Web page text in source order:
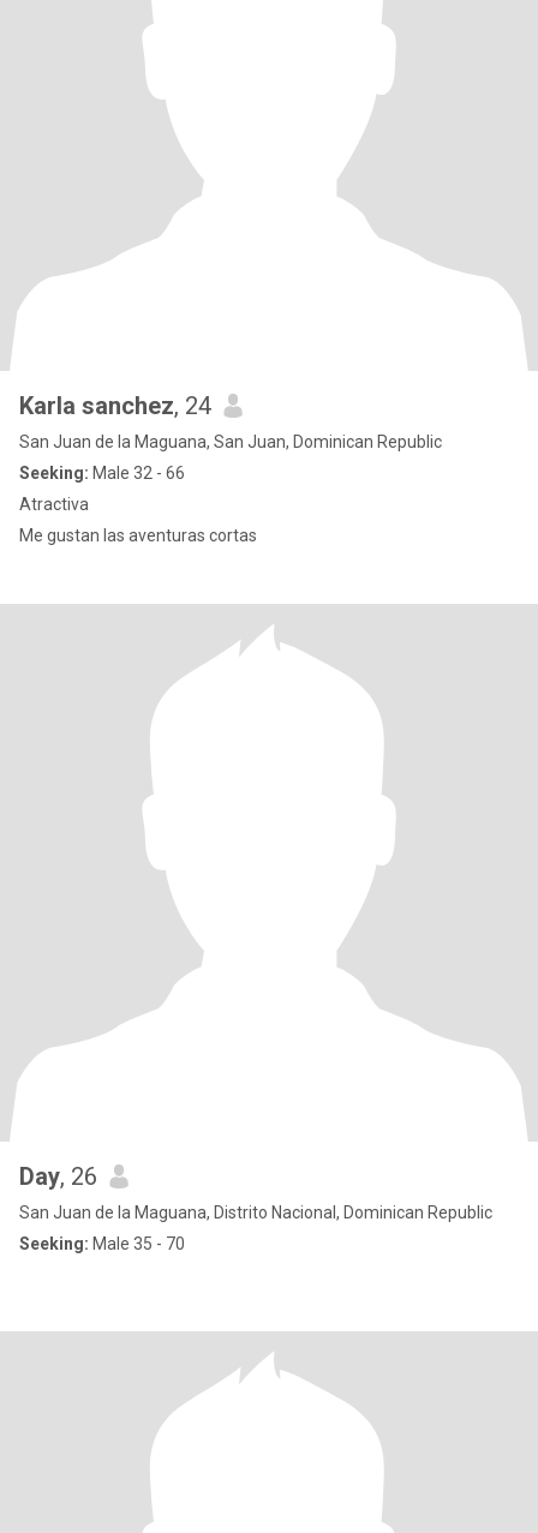
Karla sanchez, 24
San Juan de la Maguana, San Juan, Dominican Republic
Seeking: Male 32 - 66
Atractiva
Me gustan las aventuras cortas
Day, 26
San Juan de la Maguana, Distrito Nacional, Dominican Republic
Seeking: Male 35 - 70